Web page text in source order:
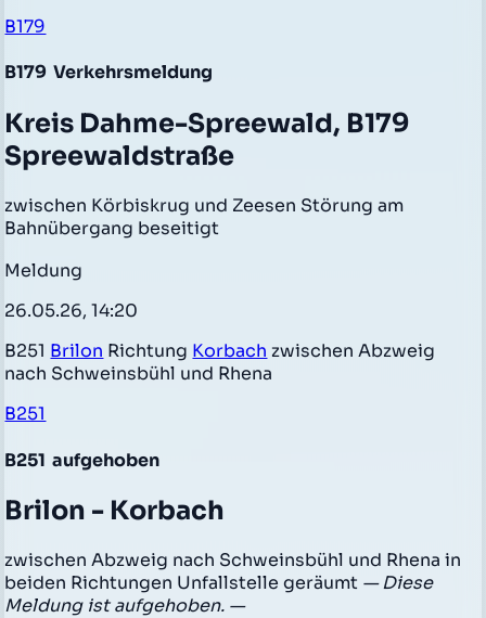
B179
B179 Verkehrsmeldung
Kreis Dahme-Spreewald, B179
Spreewaldstraße
zwischen Körbiskrug und Zeesen Störung am
Bahnübergang beseitigt
Meldung
26.05.26, 14:20
B251 Brilon Richtung Korbach zwischen Abzweig
nach Schweinsbühl und Rhena
B251
B251 aufgehoben
Brilon - Korbach
zwischen Abzweig nach Schweinsbühl und Rhena in
beiden Richtungen Unfallstelle geräumt — Diese
Meldung ist aufgehoben. —